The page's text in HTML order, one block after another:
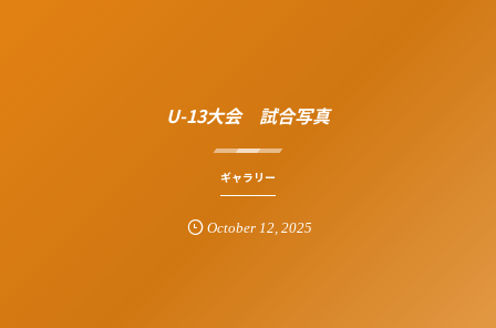
U-13大会 試合写真
ギャラリー
October 12 ,2025